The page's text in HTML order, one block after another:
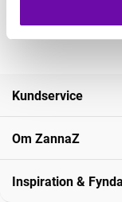
Kundservice
Om ZannaZ
Inspiration & Fynda